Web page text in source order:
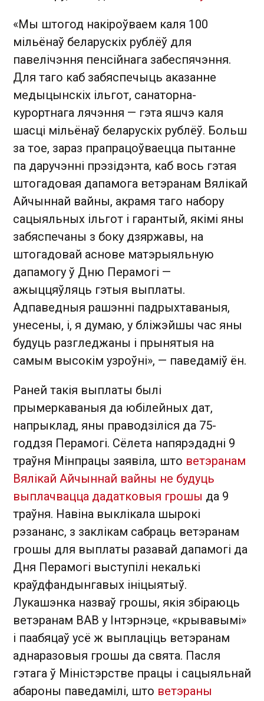
«Мы штогод накіроўваем каля 100
мільёнаў беларускіх рублёў для
павелічэння пенсійнага забеспячэння.
Для таго каб забяспечыць аказанне
медыцынскіх ільгот, санаторна-
курортнага лячэння — гэта яшчэ каля
шасці мільёнаў беларускіх рублёў. Больш
за тое, зараз прапрацоўваецца пытанне
па даручэнні прэзідэнта, каб вось гэтая
штогадовая дапамога ветэранам Вялікай
Айчыннай вайны, акрамя таго набору
сацыяльных ільгот і гарантый, якімі яны
забяспечаны з боку дзяржавы, на
штогадовай аснове матэрыяльную
дапамогу ў Дню Перамогі —
ажыццяўляць гэтыя выплаты.
Адпаведныя рашэнні падрыхтаваныя,
унесены, і, я думаю, у бліжэйшы час яны
будуць разгледжаны і прынятыя на
самым высокім узроўні», — паведаміў ён.
Раней такія выплаты былі
прымеркаваныя да юбілейных дат,
напрыклад, яны праводзіліся да 75-
годдзя Перамогі. Сёлета напярэдадні 9
траўня Мінпрацы заявіла, што ветэранам
Вялікай Айчыннай вайны не будуць
выплачвацца дадатковыя грошы да 9
траўня. Навіна выклікала шырокі
рэзананс, з заклікам сабраць ветэранам
грошы для выплаты разавай дапамогі да
Дня Перамогі выступілі некалькі
краўдфандынгавых ініцыятыў.
Лукашэнка назваў грошы, якія збіраюць
ветэранам ВАВ у Інтэрнэце, «крывавымі»
і паабяцаў усё ж выплаціць ветэранам
аднаразовыя грошы да свята. Пасля
гэтага ў Міністэрстве працы і сацыяльнай
абароны паведамілі, што ветэраны